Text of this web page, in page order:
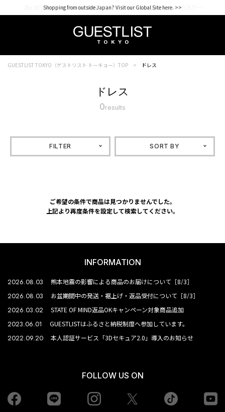
Shopping from outside Japan? Visit our Global Site here. >>
【for NEW MEMBER】新規会員様1000Point Present Campaign CHECK IT>>
GUESTLIST TOKYO（ゲストリスト トーキョー）TOP ドレス
ドレス
0results
FILTER SORT BY
ご希望の条件で商品は見つかりませんでした。
上記より再度条件を設定して検索してください。
INFORMATION
2026.08.03 熊本地震の影響による商品のお届けについて［8/3］
2026.08.03 お盆期間中の発送・裾上げ・返品受付について［8/3］
2026.03.02 STATE OF MIND返品OKキャンペーン対象商品追加
2023.06.01 GUESTLISTはふるさと納税制度へ参加しています。
2022.09.20 本人認証サービス「3Dセキュア2.0」導入のお知らせ
FOLLOW US ON
Facebook Instagram tiktok